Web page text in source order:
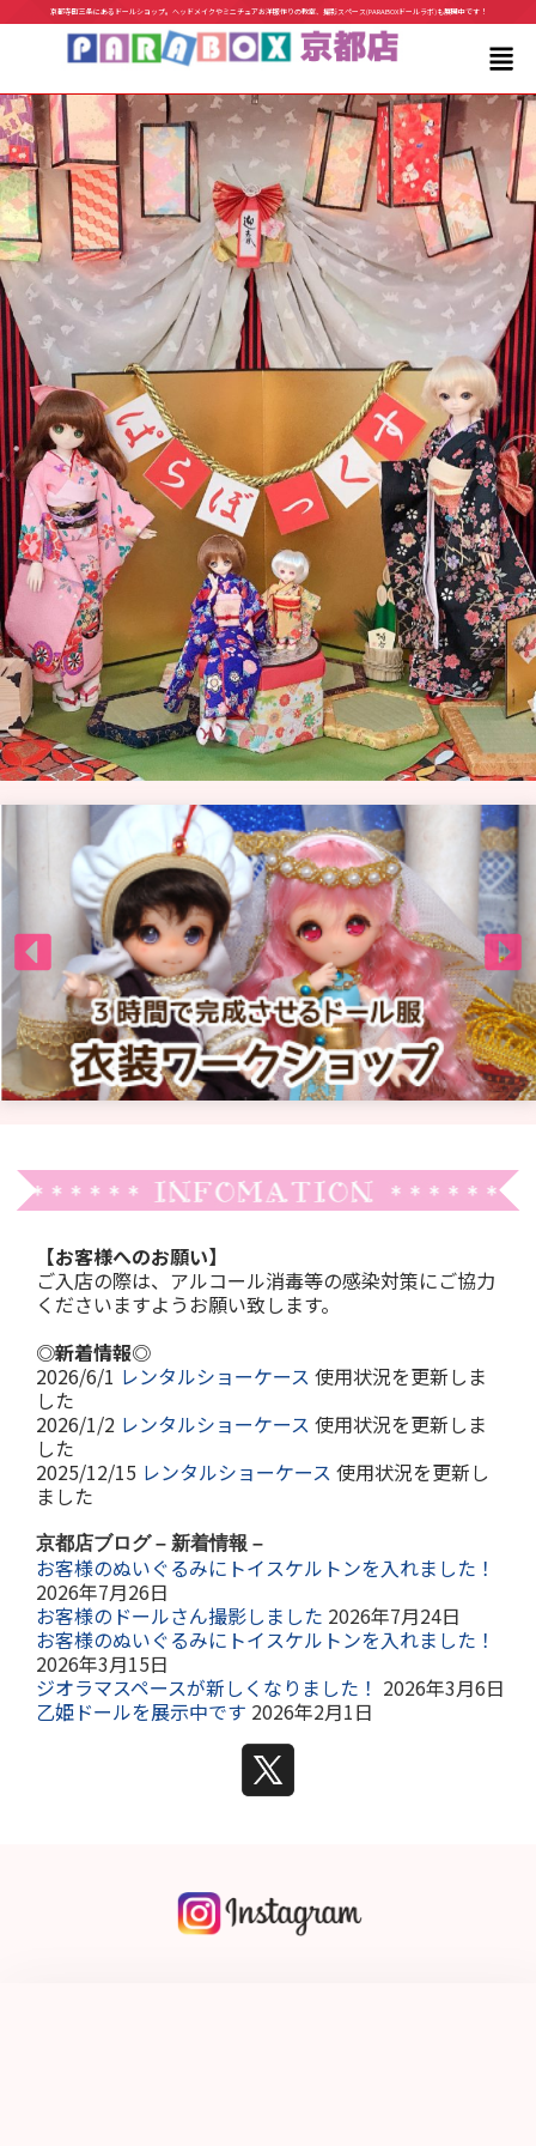
京都寺町三条にあるドールショップ。ヘッドメイクやミニチュアお洋服作りの教室、撮影スペース(PARABOXドールラボ)も展開中です！
【お客様へのお願い】
ご入店の際は、アルコール消毒等の感染対策にご協力
くださいますようお願い致します。
◎新着情報◎
2026/6/1 レンタルショーケース 使用状況を更新しま
した
2026/1/2 レンタルショーケース 使用状況を更新しま
した
2025/12/15 レンタルショーケース 使用状況を更新し
ました
京都店ブログ – 新着情報 –
お客様のぬいぐるみにトイスケルトンを入れました！
2026年7月26日
お客様のドールさん撮影しました 2026年7月24日
お客様のぬいぐるみにトイスケルトンを入れました！
2026年3月15日
ジオラマスペースが新しくなりました！ 2026年3月6日
乙姫ドールを展示中です 2026年2月1日